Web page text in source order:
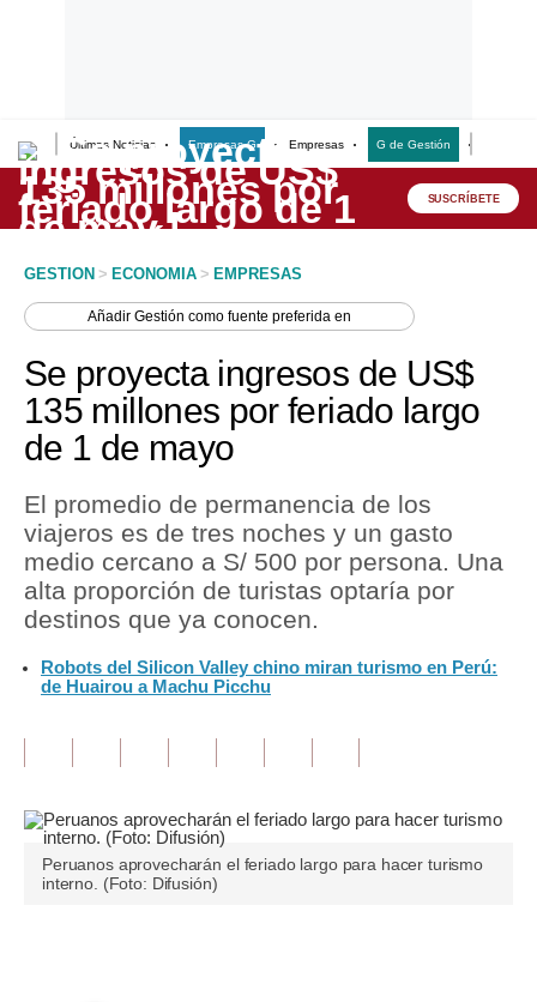
Últimas Noticias Empresas G Empresas G de Gestión
Lo último
Peru Quiosco
Economía
Mercados
Política
Tu Dinero
Finanzas Personales
Inmobiliarias
Opinión
Editorial
Pregunta de hoy
SUSCRÍBETE
GESTION > ECONOMIA > EMPRESAS
AñadirGestión como fuente preferida en
Se proyecta ingresos de US$
135 millones por feriado largo
de 1 de mayo
El promedio de permanencia de los
viajeros es de tres noches y un gasto
medio cercano a S/ 500 por persona. Una
alta proporción de turistas optaría por
destinos que ya conocen.
Robots del Silicon Valley chino miran turismo en Perú:
de Huairou a Machu Picchu
Peruanos aprovecharán el feriado largo para hacer turismo
interno. (Foto: Difusión)